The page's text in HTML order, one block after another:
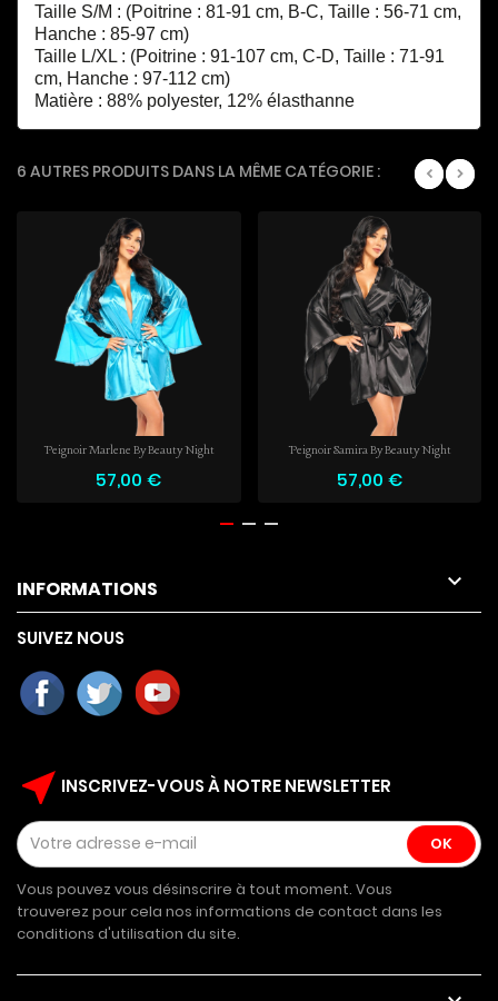
Taille S/M : (Poitrine : 81-91 cm, B-C, Taille : 56-71 cm,
Hanche : 85-97 cm)
Taille L/XL : (Poitrine : 91-107 cm, C-D, Taille : 71-91
cm, Hanche : 97-112 cm)
Matière : 88% polyester, 12% élasthanne
6 AUTRES PRODUITS DANS LA MÊME CATÉGORIE :
Peignoir Marlene By Beauty Night
57,00 €
Peignoir Samira By Beauty Night
57,00 €
INFORMATIONS 
SUIVEZ NOUS
near_me INSCRIVEZ-VOUS À NOTRE NEWSLETTER
Vous pouvez vous désinscrire à tout moment. Vous
trouverez pour cela nos informations de contact dans les
conditions d'utilisation du site.